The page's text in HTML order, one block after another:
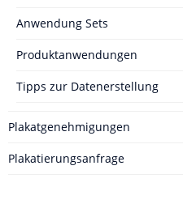
Anwendung Sets
Produktanwendungen
Tipps zur Datenerstellung
Plakatgenehmigungen
Plakatierungsanfrage